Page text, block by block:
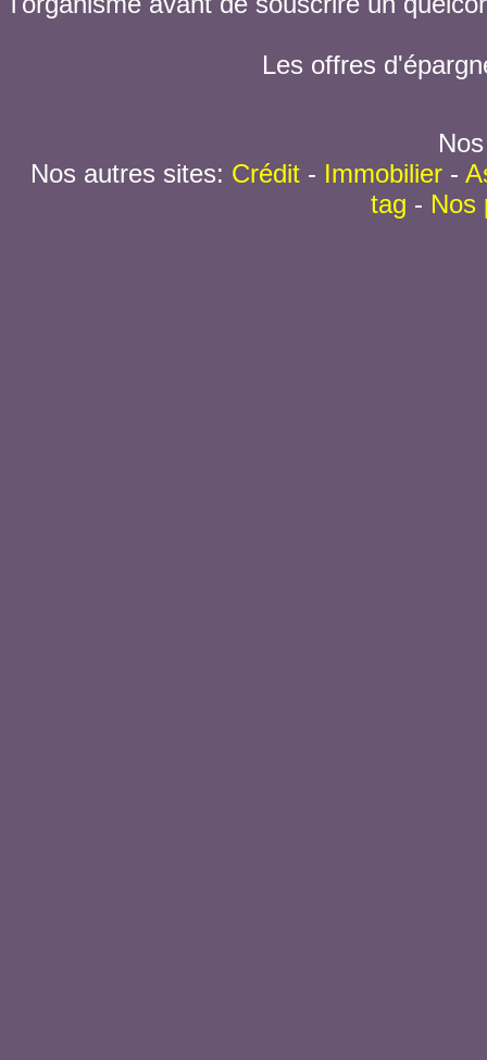
Les offres
Nos autres sites: Crédit- Immobilier-
tag - Nos